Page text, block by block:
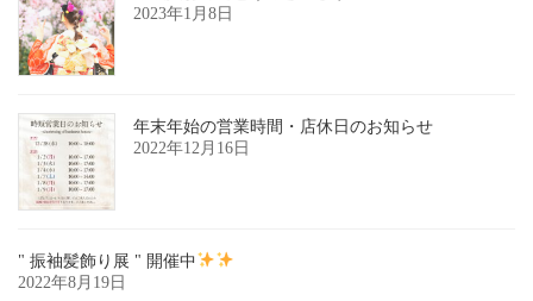
2023年1月8日
年末年始の営業時間・店休日のお知らせ
2022年12月16日
" 振袖髪飾り展 " 開催中
2022年8月19日